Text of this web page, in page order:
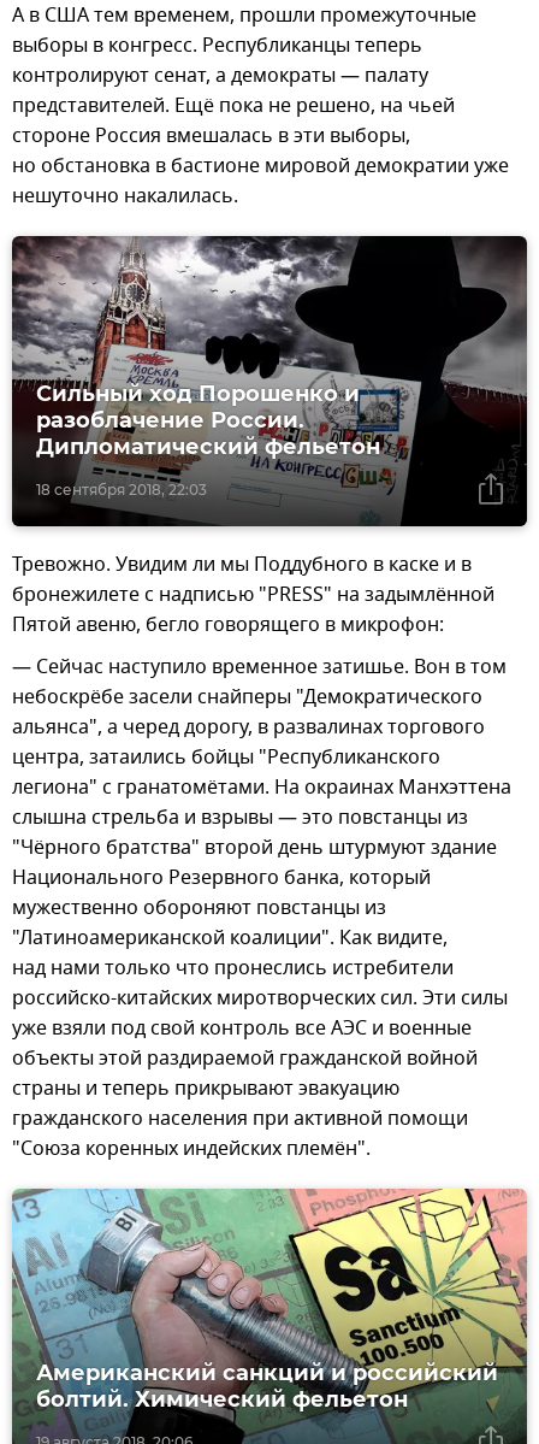
А в США тем временем, прошли промежуточные
выборы в конгресс. Республиканцы теперь
контролируют сенат, а демократы — палату
представителей. Ещё пока не решено, на чьей
стороне Россия вмешалась в эти выборы,
но обстановка в бастионе мировой демократии уже
нешуточно накалилась.
18 сентября 2018, 22:03
Сильный ход Порошенко и
разоблачение России.
Дипломатический фельетон
Тревожно. Увидим ли мы Поддубного в каске и в
бронежилете с надписью "PRESS" на задымлённой
Пятой авеню, бегло говорящего в микрофон:
— Сейчас наступило временное затишье. Вон в том
небоскрёбе засели снайперы "Демократического
альянса", а черед дорогу, в развалинах торгового
центра, затаились бойцы "Республиканского
легиона" с гранатомётами. На окраинах Манхэттена
слышна стрельба и взрывы — это повстанцы из
"Чёрного братства" второй день штурмуют здание
Национального Резервного банка, который
мужественно обороняют повстанцы из
"Латиноамериканской коалиции". Как видите,
над нами только что пронеслись истребители
российско-китайских миротворческих сил. Эти силы
уже взяли под свой контроль все АЭС и военные
объекты этой раздираемой гражданской войной
страны и теперь прикрывают эвакуацию
гражданского населения при активной помощи
"Союза коренных индейских племён".
Американский санкций и российский
болтий. Химический фельетон